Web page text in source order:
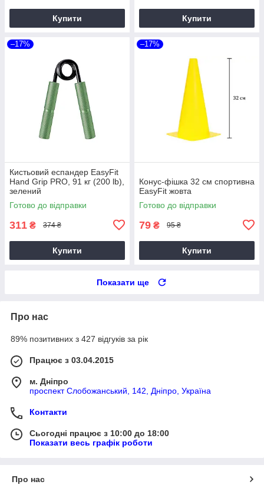
Купити Купити
–17%
Кистьовий еспандер EasyFit
Hand Grip PRO, 91 кг (200 lb),
зелений
Готово до відправки
311 ₴ 374 ₴
Купити
–17%
Конус-фішка 32 см спортивна
EasyFit жовта
Готово до відправки
79 ₴ 95 ₴
Купити
Показати ще
Про нас
89% позитивних з 427 відгуків за рік
Працює з 03.04.2015
м. Дніпро
проспект Слобожанський, 142, Дніпро, Україна
Контакти
Сьогодні працює з 10:00 до 18:00
Показати весь графік роботи
Про нас